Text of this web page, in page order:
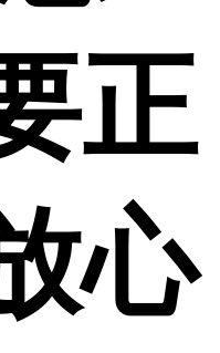
正
心